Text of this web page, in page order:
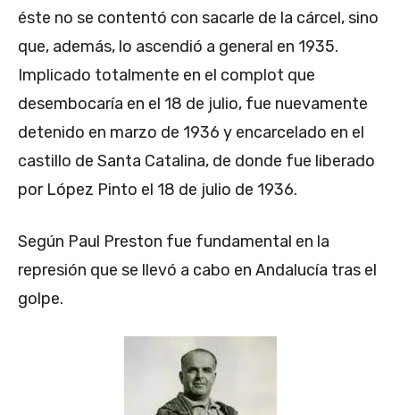
éste no se contentó con sacarle de la cárcel, sino
que, además, lo ascendió a general en 1935.
Implicado totalmente en el complot que
desembocaría en el 18 de julio, fue nuevamente
detenido en marzo de 1936 y encarcelado en el
castillo de Santa Catalina, de donde fue liberado
por López Pinto el 18 de julio de 1936.
Según Paul Preston fue fundamental en la
represión que se llevó a cabo en Andalucía tras el
golpe.